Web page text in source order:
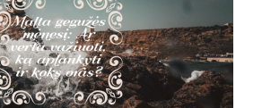
KĄ
APLANKYTI
KOKS
ORAS?